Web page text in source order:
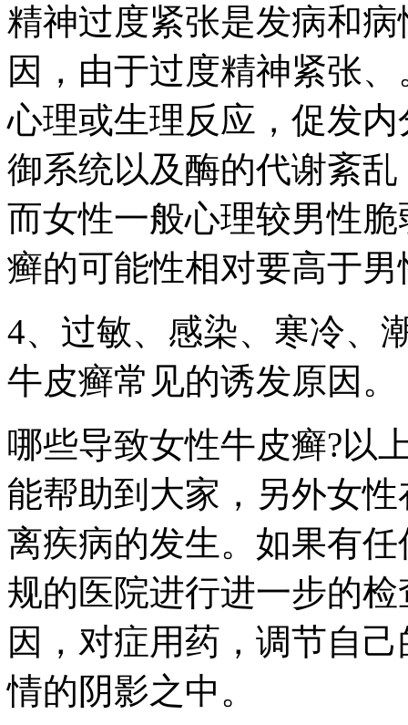
精神过度紧张是发病和
因，由于过度精神紧张
心理或生理反应，促发
御系统以及酶的代谢紊
而女性一般心理较男性
癣的可能性相对要高于男
4、过敏、感染、寒冷、
牛皮癣常见的诱发原因。
哪些导致女性牛皮癣?以
能帮助到大家，另外女
离疾病的发生。如果有
规的医院进行进一步的
因，对症用药，调节自
情的阴影之中。